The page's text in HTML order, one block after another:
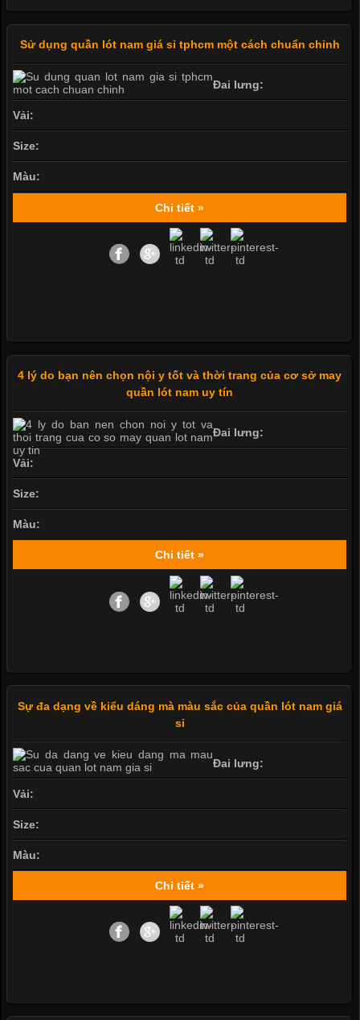
Sử dụng quần lót nam giá sỉ tphcm một cách chuẩn chỉnh
Đai lưng:
Vải:
Size:
Màu:
Chi tiết »
4 lý do bạn nên chọn nội y tốt và thời trang của cơ sở may
quần lót nam uy tín
Đai lưng:
Vải:
Size:
Màu:
Chi tiết »
Sự đa dạng về kiểu dáng mà màu sắc của quần lót nam giá
sỉ
Đai lưng:
Vải:
Size:
Màu:
Chi tiết »